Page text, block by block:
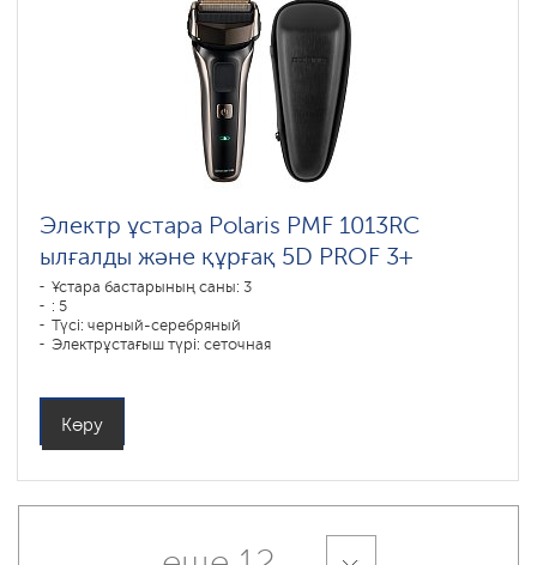
Электр ұстара Polaris PMF 1013RC
ылғалды және құрғақ 5D PROF 3+
Ұстара бастарының саны: 3
: 5
Түсі: черный-серебряный
Электрұстағыш түрі: сеточная
Батареяны зарядтау уақыты: 1,5
Көру